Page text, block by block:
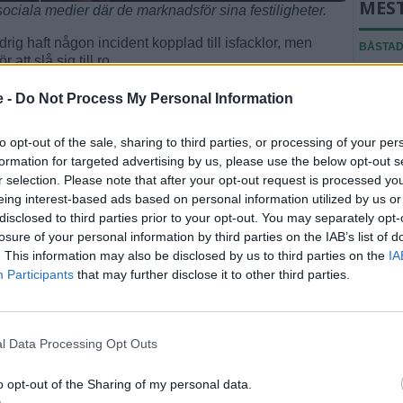
- Do Not Process My Personal Information
opt-out of the sale, sharing to third parties, or processing of your
for targeted advertising by us, please use the below opt-out
selection. Please note that after your opt-out request is processed
interest-based ads based on personal information utilized by us
to third parties prior to your opt-out. You may separately
of your personal information by third parties on the IAB’s list of
This information may also be disclosed by us to third parties on the
Participants that may further disclose it to other third parties.
Data Processing Opt Outs
opt-out of the Sharing of my personal data.
medier där de marknadsför sina festiligheter.
haft någon incident kopplad till isfacklor, men
att slå sig till ro.
kunna ske. Därför tar vi paus och gör en rejäl
rutiner, och ser till att det är tydligt att det i så fall
säger han.
se om isfacklorna återvänder till Pepes nattliv. Tills
råder totalstopp – av respekt för offren i Schweiz
BÅSTAD
BÅSTAD
"Det
att